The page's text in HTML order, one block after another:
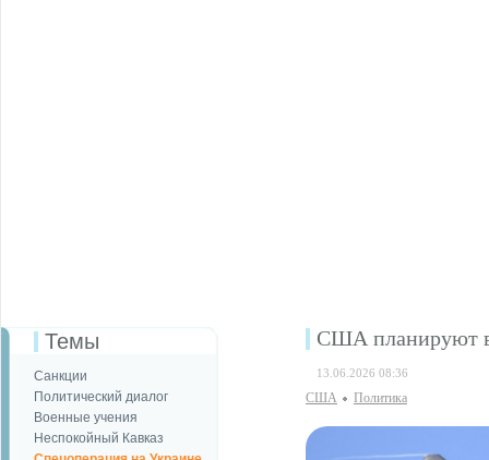
Темы
Санкции
Политический диалог
Военные учения
Неспокойный Кавказ
США планируют
13.06.2026 08:36
США Политика